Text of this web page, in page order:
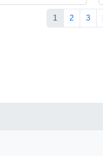
1 2 3